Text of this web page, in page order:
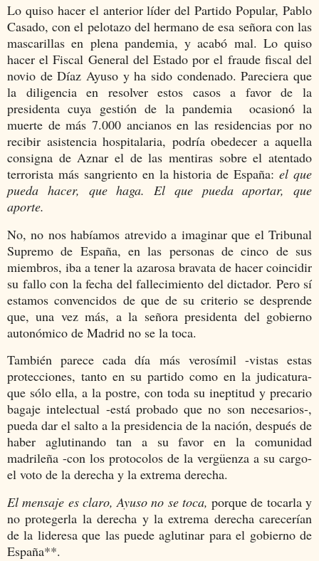
Lo quiso hacer el anterior líder del Partido Popular, Pablo
Casado, con el pelotazo del hermano de esa señora con las
mascarillas en plena pandemia, y acabó mal. Lo quiso
hacer el Fiscal General del Estado por el fraude fiscal del
novio de Díaz Ayuso y ha sido condenado. Pareciera que
la diligencia en resolver estos casos a favor de la
presidenta cuya gestión de la pandemia ocasionó la
muerte de más 7.000 ancianos en las residencias por no
recibir asistencia hospitalaria, podría obedecer a aquella
consigna de Aznar el de las mentiras sobre el atentado
terrorista más sangriento en la historia de España:el que
pueda hacer, que haga. El que pueda aportar, que
aporte.
No, no nos habíamos atrevido a imaginar que el Tribunal
Supremo de España, en las personas de cinco de sus
miembros, iba a tener la azarosa bravata de hacer coincidir
su fallo con la fecha del fallecimiento del dictador. Pero sí
estamos convencidos de que de su criterio se desprende
que, una vez más, a la señora presidenta del gobierno
autonómico de Madrid no se la toca.
También parece cada día más verosímil -vistas estas
protecciones, tanto en su partido como en la judicatura-
que sólo ella, a la postre, con toda su ineptitud y precario
bagaje intelectual -está probado que no son necesarios-,
pueda dar el salto a la presidencia de la nación, después de
haber aglutinando tan a su favor en la comunidad
madrileña -con los protocolos de la vergüenza a su cargo-
el voto de la derecha y la extrema derecha.
El mensaje es claro, Ayuso no se toca,porque de tocarla y
no protegerla la derecha y la extrema derecha carecerían
de la lideresa que las puede aglutinar para el gobierno de
España**.